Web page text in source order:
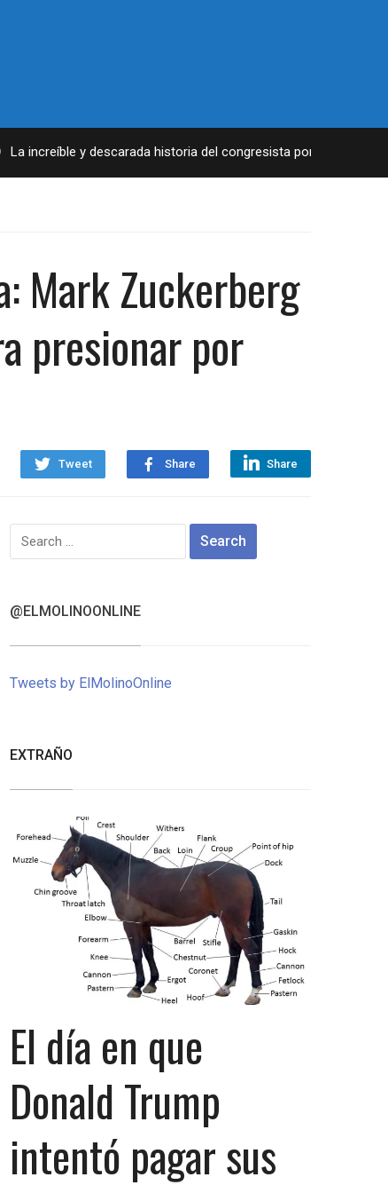
increíble y descarada historia del congresista por NY George
Mark Zuckerberg
presionar por
Tweet Share Share
Search
for:
@ELMOLINOONLINE
Tweets by ElMolinoOnline
EXTRAÑO
El día en que
Donald Trump
intentó pagar sus